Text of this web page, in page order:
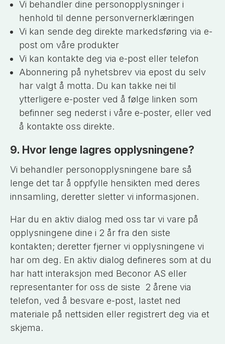
Vi behandler dine personopplysninger i
henhold til denne personvernerklæringen
Vi kan sende deg direkte markedsføring via e-
post om våre produkter
Vi kan kontakte deg via e-post eller telefon
Abonnering på nyhetsbrev via epost du selv
har valgt å motta. Du kan takke nei til
ytterligere e-poster ved å følge linken som
befinner seg nederst i våre e-poster, eller ved
å kontakte oss direkte.
9. Hvor lenge lagres opplysningene?
Vi behandler personopplysningene bare så
lenge det tar å oppfylle hensikten med deres
innsamling, deretter sletter vi informasjonen.
Har du en aktiv dialog med oss tar vi vare på
opplysningene dine i 2 år fra den siste
kontakten; deretter fjerner vi opplysningene vi
har om deg. En aktiv dialog defineres som at du
har hatt interaksjon med Beconor AS eller
representanter for oss de siste 2 årene via
telefon, ved å besvare e-post, lastet ned
materiale på nettsiden eller registrert deg via et
skjema.